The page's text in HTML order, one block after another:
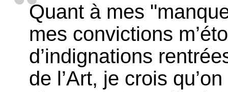
Quant à mes
mes convictions
d’indignations
de l’Art, je crois